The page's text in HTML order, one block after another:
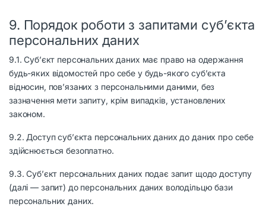
9. Порядок роботи з запитами суб’єкта
персональних даних
9.1. Суб’єкт персональних даних має право на одержання
будь-яких відомостей про себе у будь-якого суб’єкта
відносин, пов’язаних з персональними даними, без
зазначення мети запиту, крім випадків, установлених
законом.
9.2. Доступ суб’єкта персональних даних до даних про себе
здійснюється безоплатно.
9.3. Суб’єкт персональних даних подає запит щодо доступу
(далі — запит) до персональних даних володільцю бази
персональних даних.